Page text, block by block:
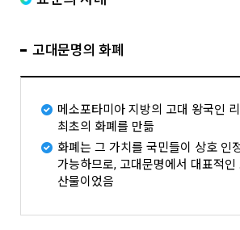
고대문명의 화폐
메소포타미아 지방의 고대 왕국인
최초의 화폐를 만듦
화폐는 그 가치를 국민들이 상호 인
가능하므로, 고대문명에서 대표적인
산물이었음